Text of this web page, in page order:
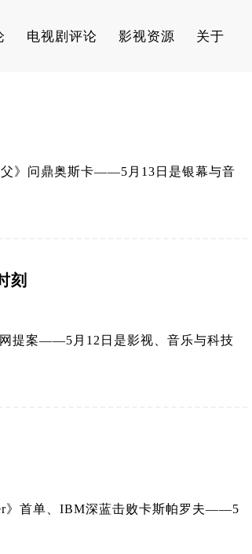
电视剧评论 影视资源 关于
父》问鼎奥斯卡——5月13日是银幕与音
刻
提案——5月12日是影视、音乐与科技
》首单、IBM深蓝击败卡斯帕罗夫——5